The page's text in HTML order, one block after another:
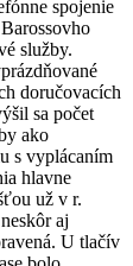
spojenie
služby.
doručovacích
sa počet
ako
s vyplácaním
hlavne
už v r.
aj
U tlačív